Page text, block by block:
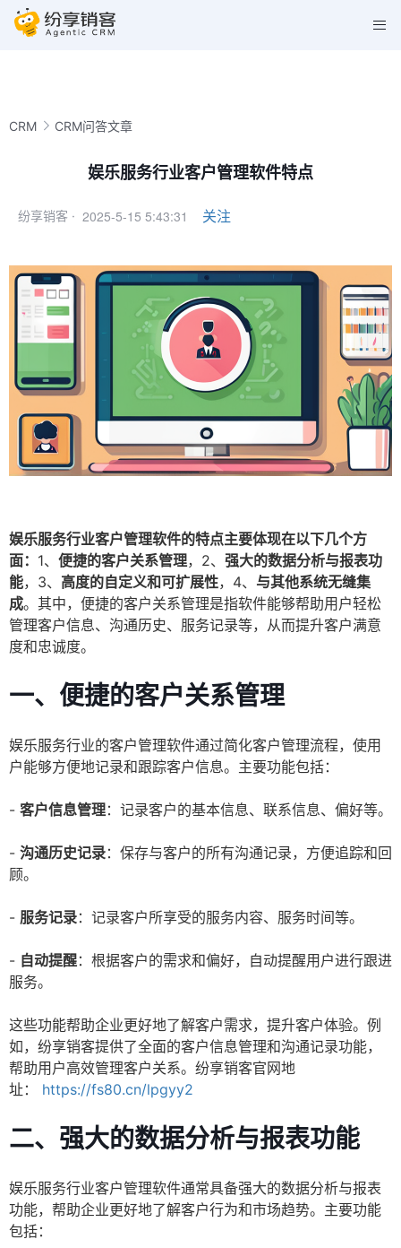
CRM CRM问答文章
娱乐服务行业客户管理软件特点
纷享销客 · 2025-5-15 5:43:31 关注
娱乐服务行业客户管理软件的特点主要体现在以下几个方
面： 1、 便捷的客户关系管理，2、 强大的数据分析与报表功
能，3、 高度的自定义和可扩展性，4、 与其他系统无缝集
成。其中，便捷的客户关系管理是指软件能够帮助用户轻松
管理客户信息、沟通历史、服务记录等，从而提升客户满意
度和忠诚度。
一、便捷的客户关系管理
娱乐服务行业的客户管理软件通过简化客户管理流程，使用
户能够方便地记录和跟踪客户信息。主要功能包括：
- 客户信息管理：记录客户的基本信息、联系信息、偏好等。
- 沟通历史记录：保存与客户的所有沟通记录，方便追踪和回
顾。
- 服务记录：记录客户所享受的服务内容、服务时间等。
- 自动提醒：根据客户的需求和偏好，自动提醒用户进行跟进
服务。
这些功能帮助企业更好地了解客户需求，提升客户体验。例
如，纷享销客提供了全面的客户信息管理和沟通记录功能，
帮助用户高效管理客户关系。纷享销客官网地
址：
https://fs80.cn/lpgyy2
二、强大的数据分析与报表功能
娱乐服务行业客户管理软件通常具备强大的数据分析与报表
功能，帮助企业更好地了解客户行为和市场趋势。主要功能
包括：